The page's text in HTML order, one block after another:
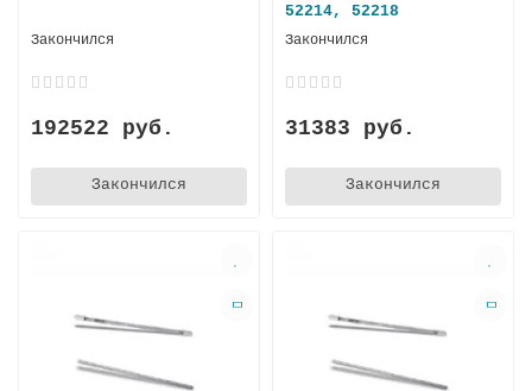
Закончился
192522 руб.
Закончился
52214, 52218
Закончился
31383 руб.
Закончился